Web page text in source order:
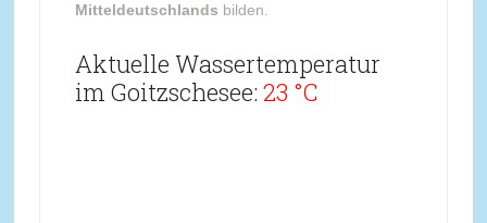
Mitteldeutschlands bilden.
Aktuelle Wassertemperatur
im Goitzschesee: 23 °C